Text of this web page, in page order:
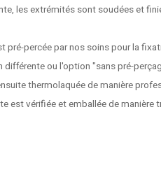
les extrémités sont soudées et
pré-percée par nos soins pour la
ou l'option "sans pré-
thermolaquée de manière
est vérifiée et emballée de manière